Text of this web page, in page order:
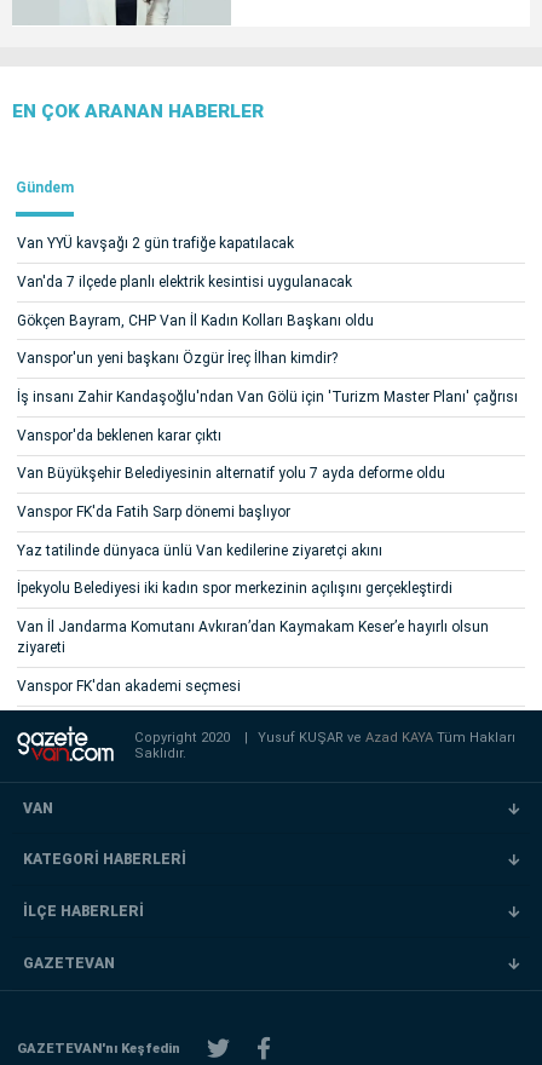
EN ÇOK ARANAN HABERLER
Gündem
Van YYÜ kavşağı 2 gün trafiğe kapatılacak
Van'da 7 ilçede planlı elektrik kesintisi uygulanacak
Gökçen Bayram, CHP Van İl Kadın Kolları Başkanı oldu
Vanspor'un yeni başkanı Özgür İreç İlhan kimdir?
İş insanı Zahir Kandaşoğlu'ndan Van Gölü için 'Turizm Master Planı' çağrısı
Vanspor'da beklenen karar çıktı
Van Büyükşehir Belediyesinin alternatif yolu 7 ayda deforme oldu
Vanspor FK'da Fatih Sarp dönemi başlıyor
Yaz tatilinde dünyaca ünlü Van kedilerine ziyaretçi akını
İpekyolu Belediyesi iki kadın spor merkezinin açılışını gerçekleştirdi
Van İl Jandarma Komutanı Avkıran’dan Kaymakam Keser’e hayırlı olsun
ziyareti
Vanspor FK'dan akademi seçmesi
Copyright 2020 Yusuf KUŞAR veAzad KAYATüm Hakları
Saklıdır.
VAN
KATEGORİ HABERLERİ
İLÇE HABERLERİ
GAZETEVAN
GAZETEVAN'nı Keşfedin